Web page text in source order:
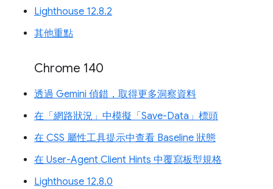
Lighthouse 12.8.2
其他重點
Chrome 140
透過 Gemini 偵錯，取得更多洞察資料
在「網路狀況」中模擬「Save-Data」標頭
在 CSS 屬性工具提示中查看 Baseline 狀態
在 User-Agent Client Hints 中覆寫板型規格
Lighthouse 12.8.0